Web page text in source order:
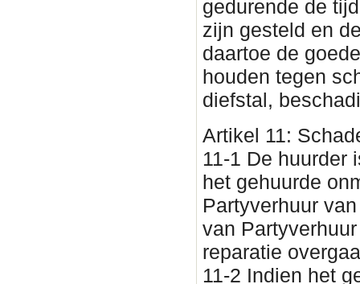
gedurende de
zijn gesteld en
daartoe de
houden tegen
diefstal,
Artikel 11:
11-1 De huurder
het gehuurde
Partyverhuur
van
reparatie
11-2 Indien het